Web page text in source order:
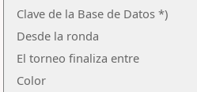
Clave de la Base de Datos *)
Desde la ronda
El torneo finaliza entre
Color